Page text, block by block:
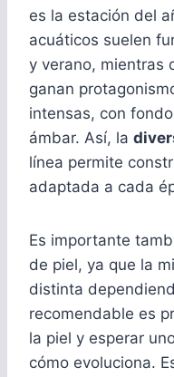
es la estación del
acuáticos suelen
y verano, mientras
ganan
intensas, con
ámbar. Así, la
línea permite
adaptada a cada
Es importante
de piel, ya que la
distinta
recomendable es
la piel y esperar
cómo evoluciona.